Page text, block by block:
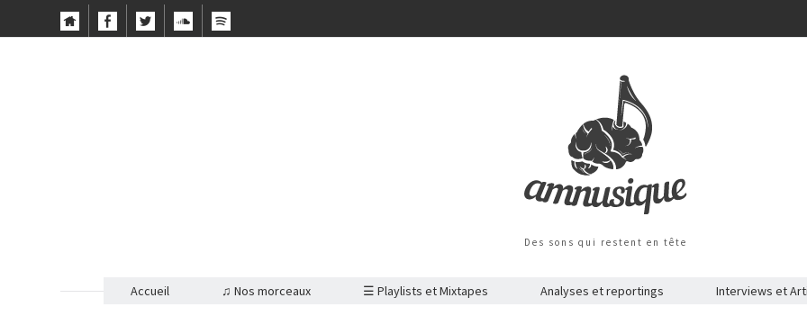
Des sons qui restent en tête
Accueil ♫ Nos morceaux ☰ Playlists et Mixtapes Analyses et reportings Interviews et